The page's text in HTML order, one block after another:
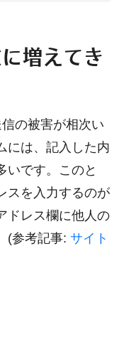
増えてき
の被害が相次い
には、記入した内
いです。このと
スを入力するのが
ドレス欄に他人の
(参考記事: サイト